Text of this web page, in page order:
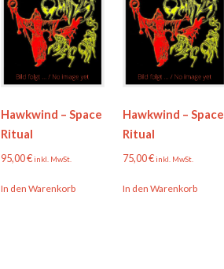
Hawkwind – Space
Ritual
95,00€ inkl. MwSt.
In den Warenkorb
Hawkwind – Space
Ritual
75,00€inkl. MwSt.
In den Warenkorb